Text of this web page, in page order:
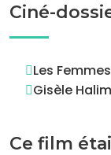
Ciné-
Les
Gisèle
Ce film